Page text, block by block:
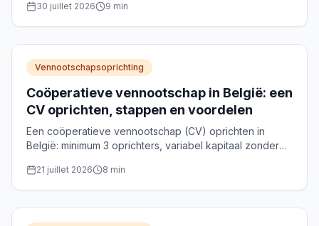
vermogensbeheer.
30 juillet 2026 9 min
Vennootschapsoprichting
Coöperatieve vennootschap in België: een
CV oprichten, stappen en voordelen
Een coöperatieve vennootschap (CV) oprichten in
België: minimum 3 oprichters, variabel kapitaal zonder
erkenning. Praktische gids.
21 juillet 2026 8 min